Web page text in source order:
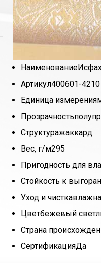
Наименование
Артикул400601-4210
Единица измерения
Прозрачность
Структуражаккард
Вес, г/м295
Пригодность для
Стойкость к
Уход и чистка
Цветбежевый
Страна
СертификацияДа